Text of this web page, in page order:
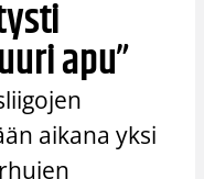
apu”
aikana yksi